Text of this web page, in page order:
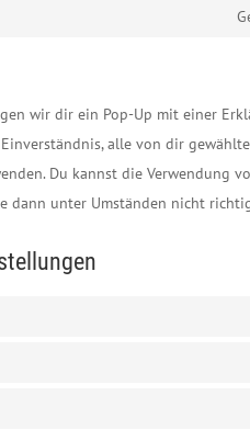
wir dir ein Pop-Up mit einer
alle von dir
Du kannst die Verwendung
dann unter Umständen nicht